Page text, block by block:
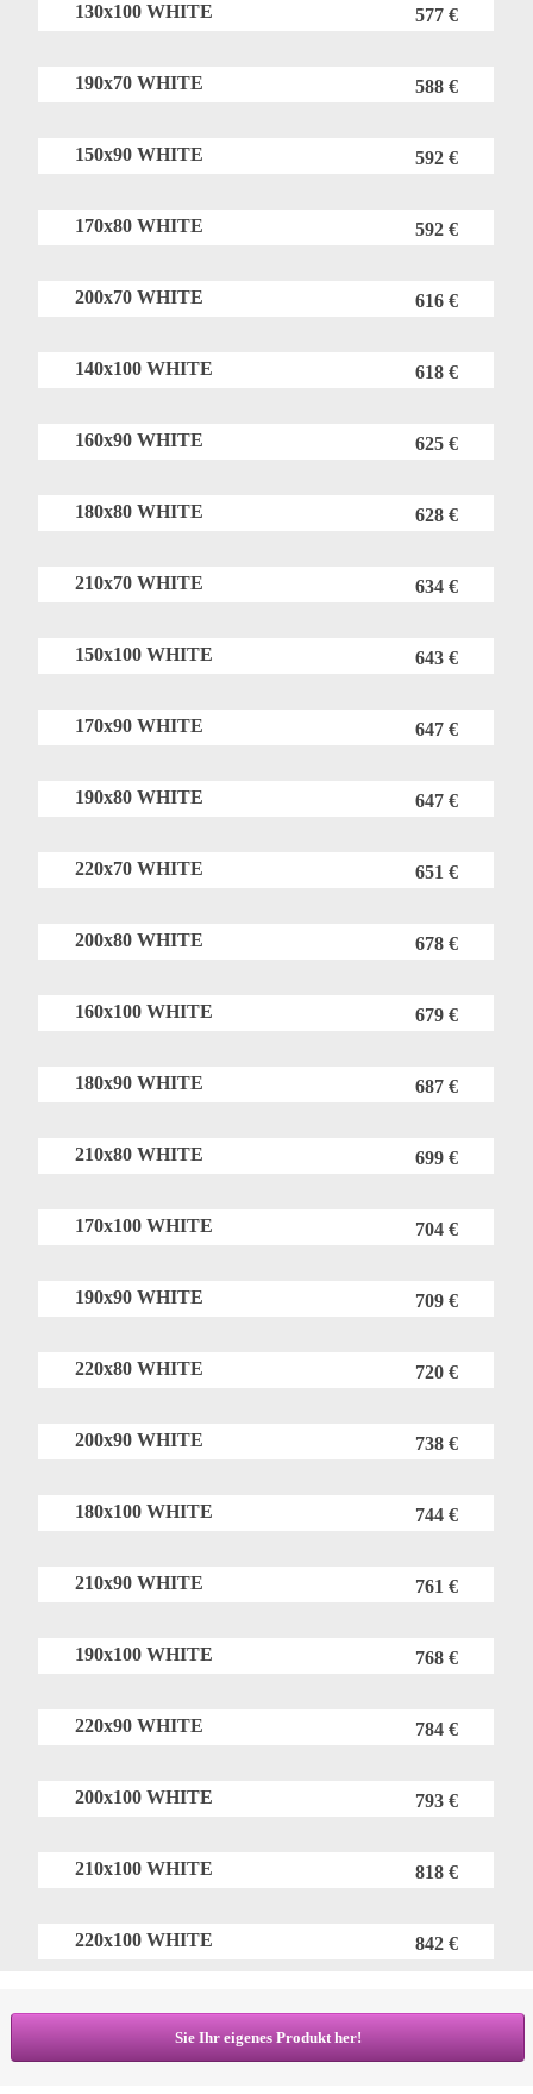
130x100 WHITE 577 €
190x70 WHITE 588 €
150x90 WHITE 592 €
170x80 WHITE 592 €
200x70 WHITE 616 €
140x100 WHITE 618 €
160x90 WHITE 625 €
180x80 WHITE 628 €
210x70 WHITE 634 €
150x100 WHITE 643 €
170x90 WHITE 647 €
190x80 WHITE 647 €
220x70 WHITE 651 €
200x80 WHITE 678 €
160x100 WHITE 679 €
180x90 WHITE 687 €
210x80 WHITE 699 €
170x100 WHITE 704 €
190x90 WHITE 709 €
220x80 WHITE 720 €
200x90 WHITE 738 €
180x100 WHITE 744 €
210x90 WHITE 761 €
190x100 WHITE 768 €
220x90 WHITE 784 €
200x100 WHITE 793 €
210x100 WHITE 818 €
220x100 WHITE 842 €
Sie Ihr eigenes Produkt her!